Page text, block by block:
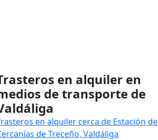
en alquiler en
de transporte de
en alquiler cerca de Estación de
de Treceño, Valdáliga